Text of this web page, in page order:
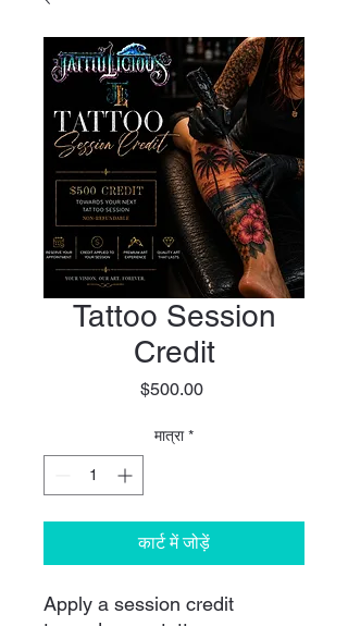
Tattoo Session
Credit
$500.00मूल्य
मात्रा *
कार्ट में जोड़ें
Apply a session credit